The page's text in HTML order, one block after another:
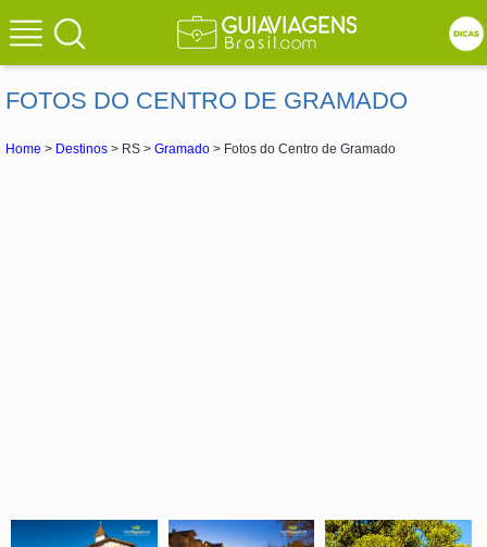
FOTOS DO CENTRO DE GRAMADO
Home > Destinos > RS > Gramado > Fotos do Centro de Gramado